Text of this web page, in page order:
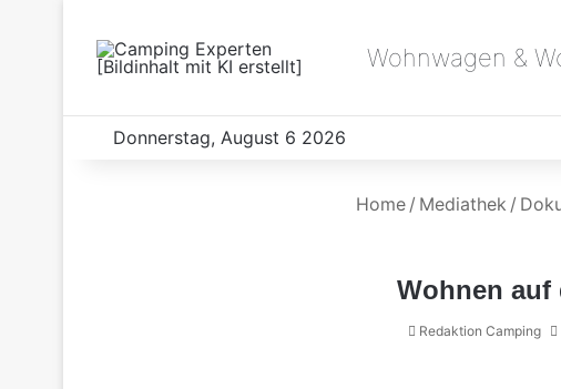
Wohnwagen &
Donnerstag, August 6 2026
Home / Mediathek /
Wohnen auf
Redaktion Camping